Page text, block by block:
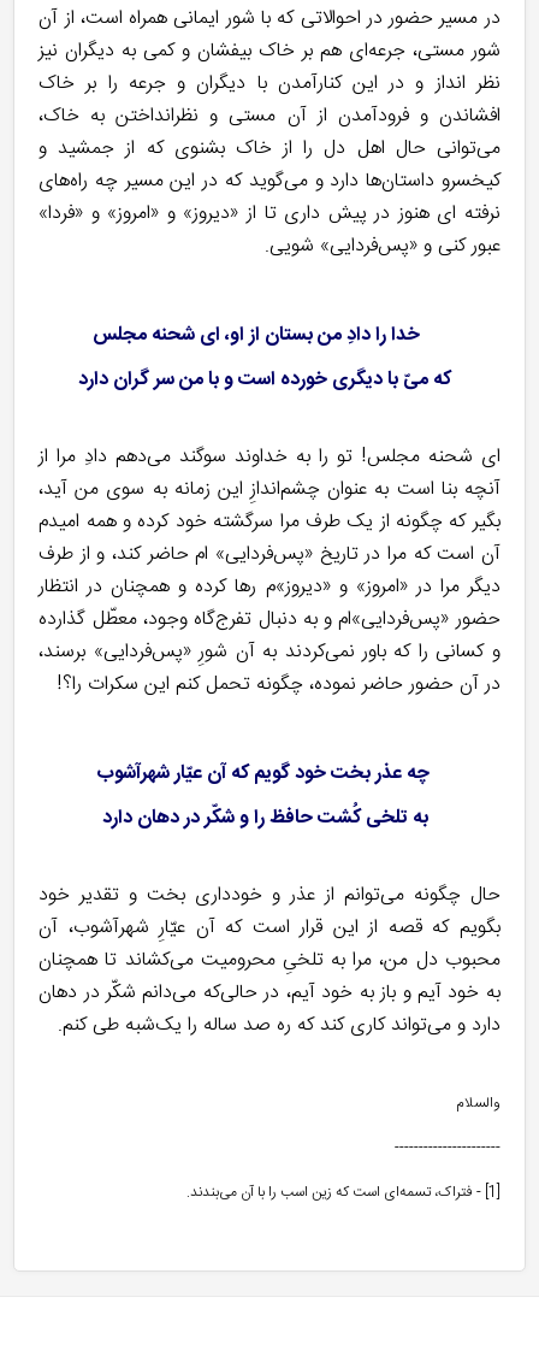
در مسیر حضور در احوالاتی که با شور ایمانی همراه است، از آن
شور مستی، جرعه‌ای هم بر خاک بیفشان و کمی به دیگران نیز
نظر انداز و در این کنارآمدن با دیگران و جرعه را بر خاک
افشاندن و فرودآمدن از آن مستی و نظرانداختن به خاک،
می‌توانی حال اهل دل را از خاک بشنوی که از جمشید و
کیخسرو داستان‌ها دارد و می‌گوید که در این مسیر چه راه‌های
نرفته ای هنوز در پیش داری تا از «دیروز» و «امروز» و «فردا»
عبور کنی و «پس‌فردایی» شویی.
خدا را دادِ من بستان از او، ای شحنه مجلس
که میّ با دیگری خورده ا‌ست و با من سر گران دارد
ای شحنه مجلس! تو را به خداوند سوگند می‌دهم دادِ مرا از
آنچه بنا است به عنوان چشم‌اندازِ این زمانه به سوی من آید،
بگیر که چگونه از یک طرف مرا سرگشته خود کرده و همه امیدم
آن است که مرا در تاریخ «پس‌فردایی» ام حاضر کند، و از طرف
دیگر مرا در «امروز» و «دیروز»م رها کرده و همچنان در انتظار
حضور «پس‌فردایی»ام و به دنبال تفرج‌گاه وجود، معطّل گذارده
و کسانی را که باور نمی‌کردند به آن شورِ «پس‌فردایی» برسند،
در آن حضور حاضر نموده، چگونه تحمل کنم این سکرات را؟!
چه عذر بخت خود گویم که آن عیّار شهرآشوب
به تلخی کُشت حافظ را و شکّر در دهان دارد
حال چگونه می‌توانم از عذر و خودداری بخت و تقدیر خود
بگویم که قصه از این قرار است که آن عیّارِ شهرآشوب، آن
محبوب دل من، مرا به تلخیِ محرومیت می‌کشاند تا همچنان
به خود آیم و باز به خود آیم، در حالی‌که می‌دانم شکّر در دهان
دارد و می‌تواند کاری کند که ره صد ساله را یک‌شبه طی کنم.
والسلام
----------------------
[1]
- فتراک، تسمه‌ای است که زین اسب را با آن می‌بندند.